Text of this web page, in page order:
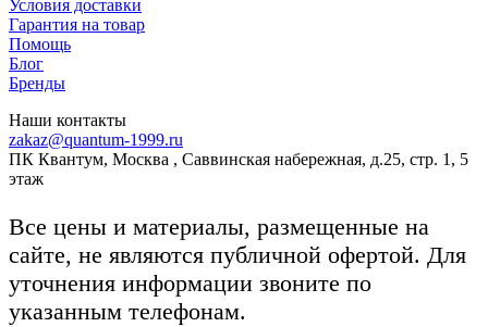
Условия доставки
Гарантия на товар
Помощь
Блог
Бренды
Наши контакты
zakaz@quantum-1999.ru
ПК Квантум, Москва , Саввинская набережная, д.25, стр. 1, 5
этаж
Все цены и материалы, размещенные на
сайте, не являются публичной офертой. Для
уточнения информации звоните по
указанным телефонам.